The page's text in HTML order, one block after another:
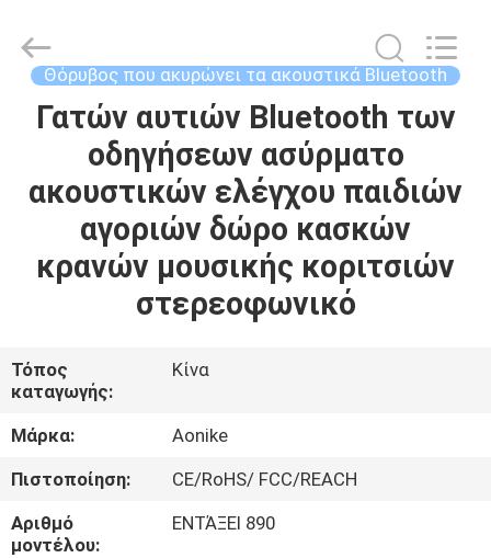
ΣΠΊΤΙ
ΠΡΟΪΌΝΤΑ
ΠΕΡΊΠΟΥ
ΕΜΕΊΣ
ΓΎΡΟΣ
ΕΡΓΟΣΤΑΣΊΩΝ
ΠΟΙΟΤΙΚΌΣ
ΈΛΕΓΧΟΣ
Electronics
Co,ltd.
Reserved.
Θόρυβος που ακυρώνει τα ακουστικά Bluetooth
Γατών αυτιών Bluetooth των
οδηγήσεων ασύρματο
ακουστικών ελέγχου παιδιών
αγοριών δώρο κασκών
κρανών μουσικής κοριτσιών
στερεοφωνικό
Τόπος
καταγωγής:
Κίνα
Μάρκα:
Aonike
Πιστοποίηση:
CE/RoHS/ FCC/REACH
Αριθμό
μοντέλου:
ΕΝΤΆΞΕΙ 890